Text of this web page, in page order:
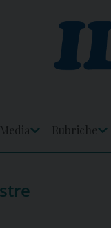
Media
Rubriche